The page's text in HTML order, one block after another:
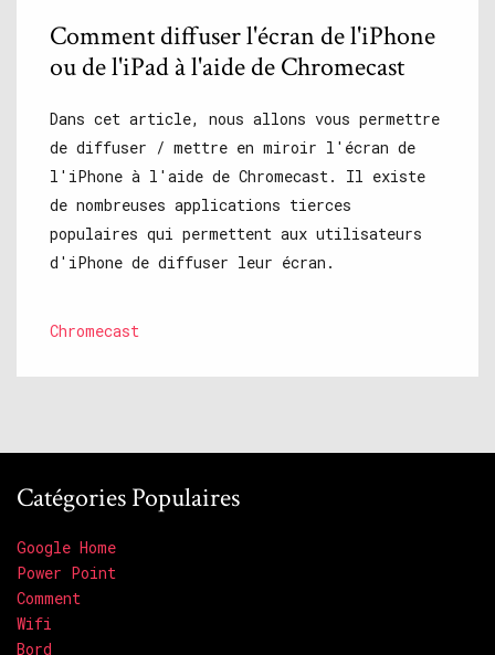
Comment diffuser l'écran de l'iPhone
ou de l'iPad à l'aide de Chromecast
Dans cet article, nous allons vous permettre
de diffuser / mettre en miroir l'écran de
l'iPhone à l'aide de Chromecast. Il existe
de nombreuses applications tierces
populaires qui permettent aux utilisateurs
d'iPhone de diffuser leur écran.
Chromecast
Catégories Populaires
Google Home
Power Point
Comment
Wifi
Bord